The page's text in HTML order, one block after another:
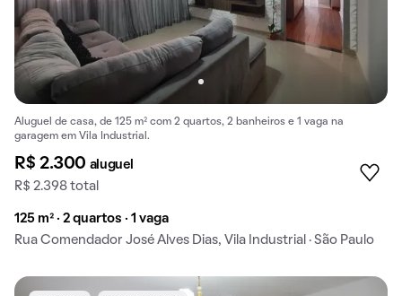
Aluguel de casa, de 125 m² com 2 quartos, 2 banheiros e 1 vaga na
garagem em Vila Industrial.
R$ 2.300 aluguel
R$ 2.398 total
125 m² · 2 quartos · 1 vaga
Rua Comendador José Alves Dias, Vila Industrial · São Paulo